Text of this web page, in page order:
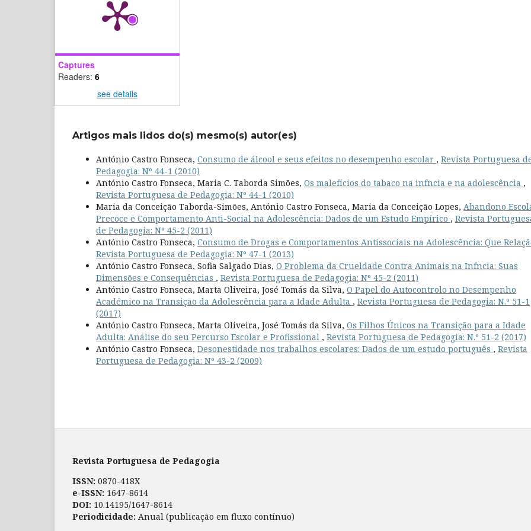
Captures
Readers: 6
see details
Artigos mais lidos do(s) mesmo(s) autor(es)
António Castro Fonseca, Consumo de álcool e seus efeitos no desempenho escolar , Revista Portuguesa
Pedagogia: Nº 44-1 (2010)
António Castro Fonseca, Maria C. Taborda Simões, Os malefícios do tabaco na infncia e na adolescência ,
Revista Portuguesa de Pedagogia: Nº 44-1 (2010)
Maria da Conceição Taborda-Simões, António Castro Fonseca, Maria da Conceição Lopes, Abandono
Precoce e Comportamento Anti-Social na Adolescência: Dados de um Estudo Empírico , Revista
de Pedagogia: Nº 45-2 (2011)
António Castro Fonseca, Consumo de Drogas e Comportamentos Antissociais na Adolescência: Que
Revista Portuguesa de Pedagogia: Nº 47-1 (2013)
António Castro Fonseca, Sofia Salgado Dias, O Problema da Crueldade Contra Animais na Infncia: Suas
Dimensões e Consequências , Revista Portuguesa de Pedagogia: Nº 45-2 (2011)
António Castro Fonseca, Marta Oliveira, José Tomás da Silva, O Papel do Autocontrolo no Desempenho
Académico na Transição da Adolescência para a Idade Adulta , Revista Portuguesa de Pedagogia: N.º 51-1
(2017)
António Castro Fonseca, Marta Oliveira, José Tomás da Silva, Os Filhos Únicos na Transição para a Idade
Adulta: Análise do seu Percurso Escolar e Profissional , Revista Portuguesa de Pedagogia: N.º 51-2 (2017)
António Castro Fonseca, Desonestidade nos trabalhos escolares: Dados de um estudo português , Revista
Portuguesa de Pedagogia: Nº 43-2 (2009)
Revista Portuguesa de Pedagogia
ISSN: 0870-418X
e-ISSN: 1647-8614
DOI: 10.14195/1647-8614
Periodicidade: Anual (publicação em fluxo contínuo)